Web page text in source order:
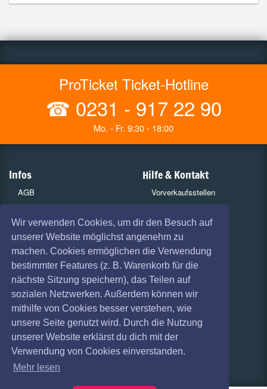
Wir verwenden Cookies, um dir den Besuch auf
unserer Website möglichst angenehm zu
machen. Cookies ermöglichen die Verwendung
bestimmter Features (z. B. Warenkorb für die
nächste Sitzung speichern), das Teilen auf
sozialen Netzwerken. Außerdem können wir
mithilfe von Cookies besser verstehen, wie
unsere Seite genutzt wird. Durch die Nutzung
unserer Website erklärst du dich mit der
Verwendung von Cookies einverstanden.
Mehr lesen
ProTicket Ticket-Hotline
☎ 0231 - 917 22 90
Mo. - Fr. 9:30 - 18:00
Infos
AGB
Datenschutz
Widerruf
Impressum
Absagen
Coronavirus (COVID 19)
Hilfe & Kontakt
Vorverkaufsstellen
Zahlungsarten
Services
Gutscheine
Geschäftskunden
Kartenrückgabe
Besucherregistrierung